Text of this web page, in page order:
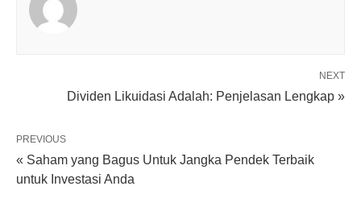
NEXT
Dividen Likuidasi Adalah: Penjelasan Lengkap »
PREVIOUS
« Saham yang Bagus Untuk Jangka Pendek Terbaik
untuk Investasi Anda